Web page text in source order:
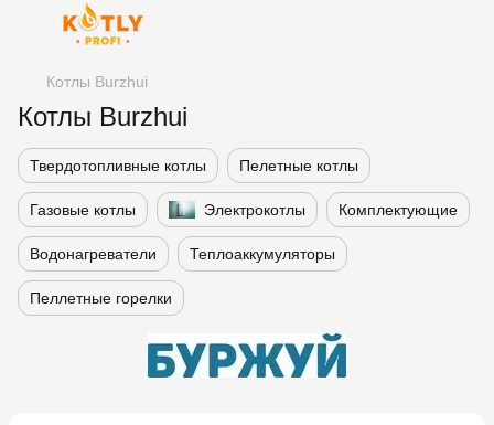
Котлы Burzhui
Котлы Burzhui
Твердотопливные котлы Пелетные котлы
Газовые котлы Электрокотлы Комплектующие
Водонагреватели Теплоаккумуляторы
Пеллетные горелки